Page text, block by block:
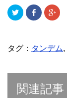
ク
リ
T
w
t
r
で
共
F
a
o
k
有
新
し
い
ク
リ
G
o
l
+
で
共
タグ： タンデム,
関連記事